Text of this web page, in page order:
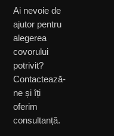
Ai nevoie de
ajutor pentru
alegerea
covorului
potrivit?
Contactează-
ne și îți
oferim
consultanță.